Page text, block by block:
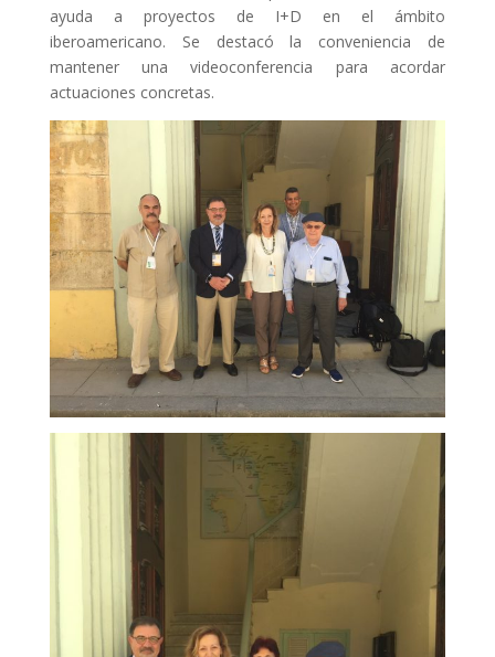
ayuda a proyectos de I+D en el ámbito
iberoamericano. Se destacó la conveniencia de
mantener una videoconferencia para acordar
actuaciones concretas.